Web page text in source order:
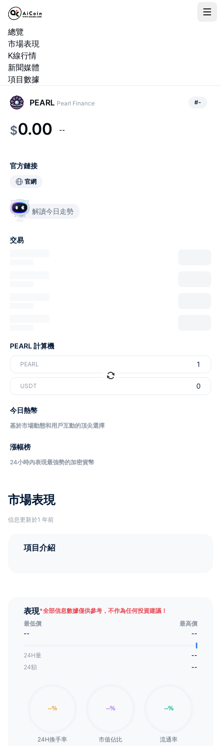
總覽
市場表現
K線行情
新聞媒體
項目數據
市場表現
信息更新於1 年前
項目介紹
表現*全部信息數據僅供參考，不作為任何投資建議！
最低價
最高價
--
--
24H量
--
24額
--
24H換手率 市值佔比 流通率
PEARL Pearl Finance #-
$0.00 --
官方鏈接
官網
解讀今日走勢
交易
PEARL 計算機
PEARL
USDT
今日熱幣
基於市場動態和用戶互動的頂尖選擇
漲幅榜
24小時內表現最強勢的加密貨幣